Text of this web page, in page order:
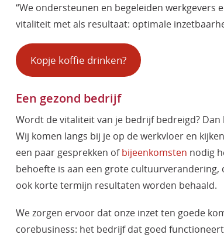
“We ondersteunen en begeleiden
vitaliteit met als resultaat: optimale
Kopje koffie drinken?
Een gezond bedrijf
Wordt de vitaliteit van je bedrijf bedreigd? Dan
Wij komen langs bij je op de werkvloer en
een paar gesprekken ofbijeenkomsten nodig
behoefte is aan een grote
ook korte termijn resultaten worden behaald.
We zorgen ervoor dat onze inzet ten goede
corebusiness: het bedrijf dat goed